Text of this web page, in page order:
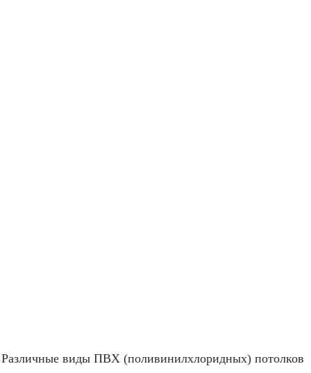
Различные виды ПВХ (поливинилхлоридных) потолков